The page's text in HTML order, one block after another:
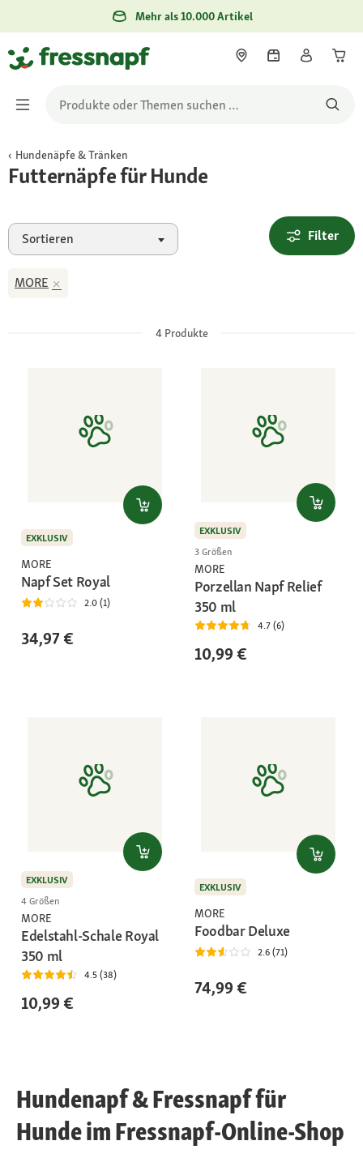
Mehr als 10.000 Artikel
Hundenäpfe & Tränken
Futternäpfe für Hunde
Sortieren Filter
MORE
4Produkte
EXKLUSIV
MORE
Napf Set Royal
2.0 (1)
34,97 €
EXKLUSIV
3 Größen
MORE
Porzellan Napf Relief
350 ml
4.7 (6)
10,99 €
EXKLUSIV
4 Größen
MORE
Edelstahl-Schale Royal
350 ml
4.5 (38)
10,99 €
EXKLUSIV
MORE
Foodbar Deluxe
2.6 (71)
74,99 €
Hundenapf & Fressnapf für
Hunde im Fressnapf-Online-Shop